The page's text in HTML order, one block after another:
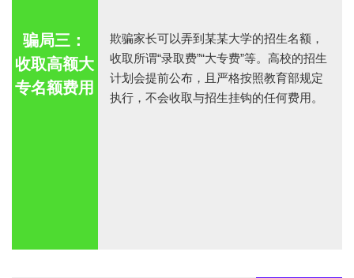
骗局三：
收取高额大
专名额费用
欺骗家长可以弄到某某大学的招生名额，
收取所谓“录取费”“大专费”等。高校的招生
计划会提前公布，且严格按照教育部规定
执行，不会收取与招生挂钩的任何费用。